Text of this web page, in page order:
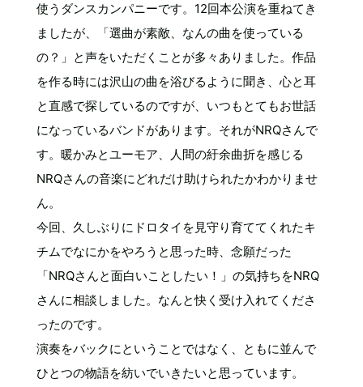
使うダンスカンパニーです。12回本公演を重ねてき
ましたが、「選曲が素敵、なんの曲を使っている
の？」と声をいただくことが多々ありました。作品
を作る時には沢山の曲を浴びるように聞き、心と耳
と直感で探しているのですが、いつもとてもお世話
になっているバンドがあります。それがNRQさんで
す。暖かみとユーモア、人間の紆余曲折を感じる
NRQさんの音楽にどれだけ助けられたかわかりませ
ん。
今回、久しぶりにドロタイを見守り育ててくれたキ
チムでなにかをやろうと思った時、念願だった
「NRQさんと面白いことしたい！」の気持ちをNRQ
さんに相談しました。なんと快く受け入れてくださ
ったのです。
演奏をバックにということではなく、ともに並んで
ひとつの物語を紡いでいきたいと思っています。